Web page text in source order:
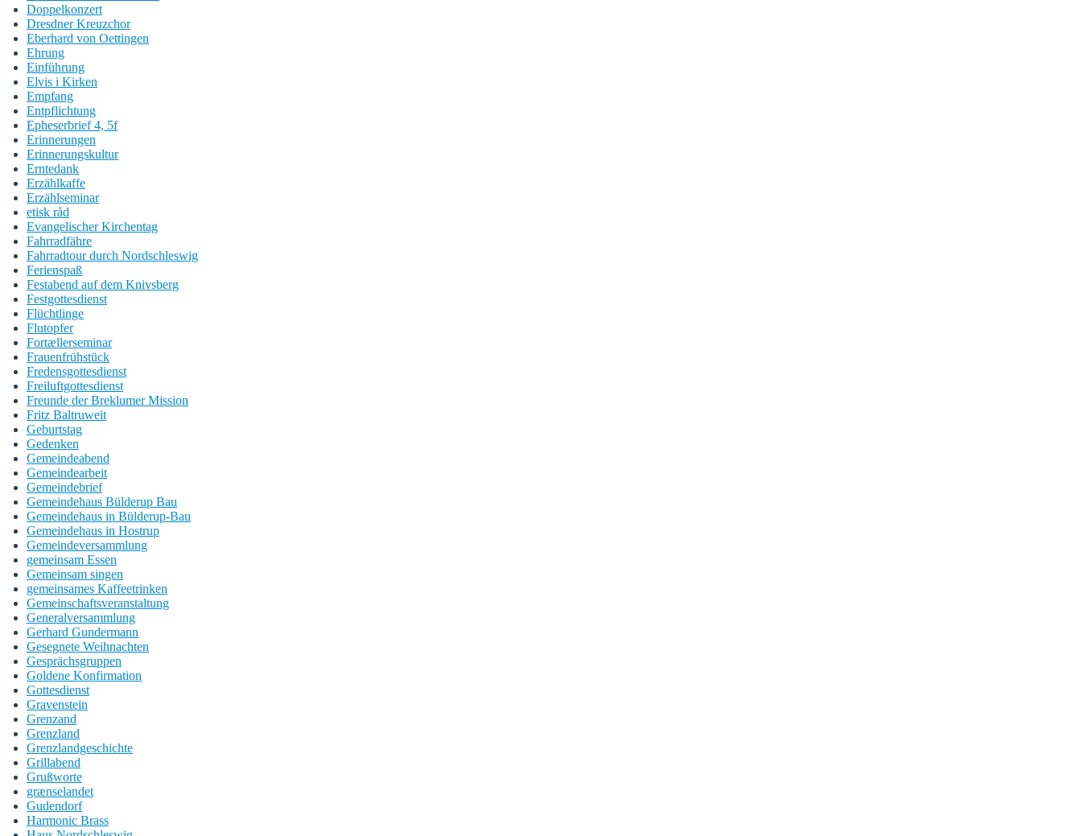
Doppelkonzert
Dresdner Kreuzchor
Eberhard von Oettingen
Ehrung
Einführung
Elvis i Kirken
Empfang
Entpflichtung
Epheserbrief 4, 5f
Erinnerungen
Erinnerungskultur
Erntedank
Erzählkaffe
Erzählseminar
etisk råd
Evangelischer Kirchentag
Fahrradfähre
Fahrradtour durch Nordschleswig
Ferienspaß
Festabend auf dem Knivsberg
Festgottesdienst
Flüchtlinge
Flutopfer
Fortællerseminar
Frauenfrühstück
Fredensgottesdienst
Freiluftgottesdienst
Freunde der Breklumer Mission
Fritz Baltruweit
Geburtstag
Gedenken
Gemeindeabend
Gemeindearbeit
Gemeindebrief
Gemeindehaus Bülderup Bau
Gemeindehaus in Bülderup-Bau
Gemeindehaus in Hostrup
Gemeindeversammlung
gemeinsam Essen
Gemeinsam singen
gemeinsames Kaffeetrinken
Gemeinschaftsveranstaltung
Generalversammlung
Gerhard Gundermann
Gesegnete Weihnachten
Gesprächsgruppen
Goldene Konfirmation
Gottesdienst
Gravenstein
Grenzand
Grenzland
Grenzlandgeschichte
Grillabend
Grußworte
grænselandet
Gudendorf
Harmonic Brass